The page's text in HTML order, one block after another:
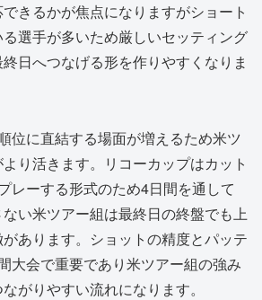
きるかが焦点になりますがショート
選手が多いため厳しいセッティング
日へつなげる形を作りやすくなりま
位に直結する場面が増えるため米ツ
り活きます。リコーカップはカット
レーする形式のため4日間を通して
い米ツアー組は最終日の終盤でも上
あります。ショットの精度とパッテ
大会で重要であり米ツアー組の強み
がりやすい流れになります。